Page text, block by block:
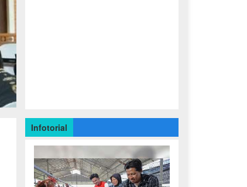
Infotorial